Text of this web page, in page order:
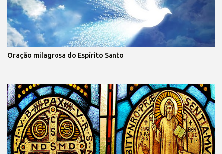
Oração milagrosa do Espírito Santo